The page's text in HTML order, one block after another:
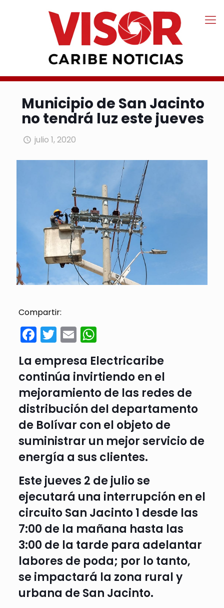
Municipio de San Jacinto
no tendrá luz este jueves
julio 1, 2020
Compartir:
Facebook
Twitter
EmailWhatsApp
La empresa Electricaribe
continúa invirtiendo en el
mejoramiento de las redes de
distribución del departamento
de Bolívar con el objeto de
suministrar un mejor servicio de
energía a sus clientes.
Este jueves 2 de julio se
ejecutará una interrupción en el
circuito San Jacinto 1 desde las
7:00 de la mañana hasta las
3:00 de la tarde para adelantar
labores de poda; por lo tanto,
se impactará la zona rural y
urbana de San Jacinto.